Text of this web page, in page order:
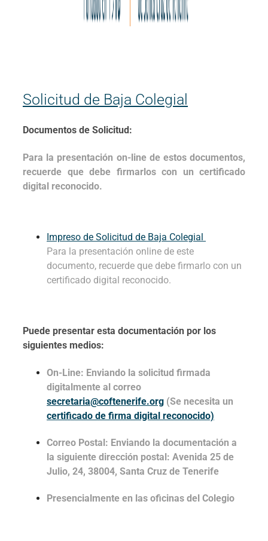
Solicitud de Baja Colegial
Documentos de Solicitud:
Para la presentación on-line de estos documentos,
recuerde que debe firmarlos con un certificado
digital reconocido.
Impreso de Solicitud de Baja Colegial
Para la presentación online de este
documento, recuerde que debe firmarlo con un
certificado digital reconocido.
Puede presentar esta documentación por los
siguientes medios:
On-Line: Enviando la solicitud firmada
digitalmente al correo
secretaria@coftenerife.org (Se necesita un
certificado de firma digital reconocido)
Correo Postal: Enviando la documentación a
la siguiente dirección postal: Avenida 25 de
Julio, 24, 38004, Santa Cruz de Tenerife
Presencialmente en las oficinas del Colegio